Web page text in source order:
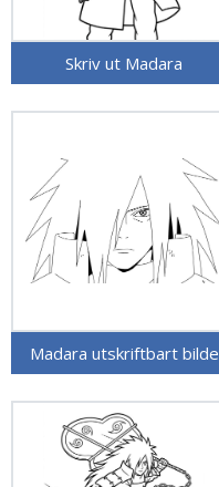
Skriv ut Madara
Madara utskriftbart bilde